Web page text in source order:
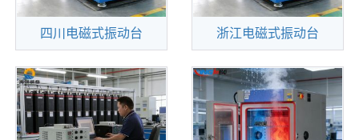
四川电磁式振动台
勤卓品牌电磁式振动台
（又称之为电动振动试验
系统）系统主要应用于航
天、航空、兵器、
浙江电磁式振动台
上海电磁式振动台符合
各国家标準--[第Ⅰ及种类
A/20OHZ内].[第Ⅱ及种类B